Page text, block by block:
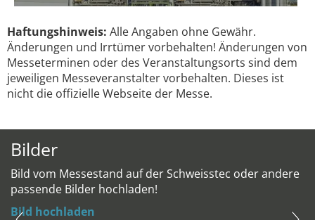
Haftungshinweis: Alle Angaben ohne Gewähr.
Änderungen und Irrtümer vorbehalten! Änderungen von
Messeterminen oder des Veranstaltungsorts sind dem
jeweiligen Messeveranstalter vorbehalten. Dieses ist
nicht die offizielle Webseite der Messe.
Bilder
Bild vom Messestand auf der Schweisstec oder andere
passende Bilder hochladen!
Bild hochladen